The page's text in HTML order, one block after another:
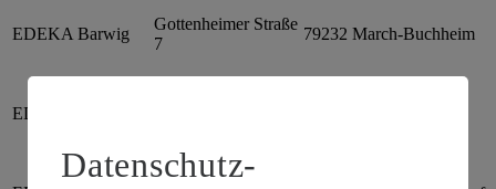
EDEKA Barwig
Gottenheimer Straße
7
79232 March-Buchheim
EDEKA Barwig
Hochdorfer Straße
Datenschutz-